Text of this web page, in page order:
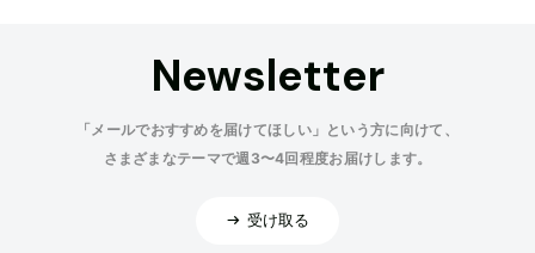
Newsletter
「メールでおすすめを届けてほしい」という方に向けて、
さまざまなテーマで週3〜4回程度お届けします。
受け取る